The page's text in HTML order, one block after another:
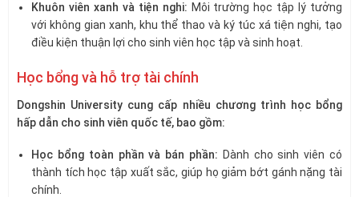
Khuôn viên xanh và tiện nghi: Môi trường học tập lý tưởng
với không gian xanh, khu thể thao và ký túc xá tiện nghi, tạo
điều kiện thuận lợi cho sinh viên học tập và sinh hoạt.
Học bổng và hỗ trợ tài chính
Dongshin University cung cấp nhiều chương trình học bổng
hấp dẫn cho sinh viên quốc tế, bao gồm:
Học bổng toàn phần và bán phần: Dành cho sinh viên có
thành tích học tập xuất sắc, giúp họ giảm bớt gánh nặng tài
chính.